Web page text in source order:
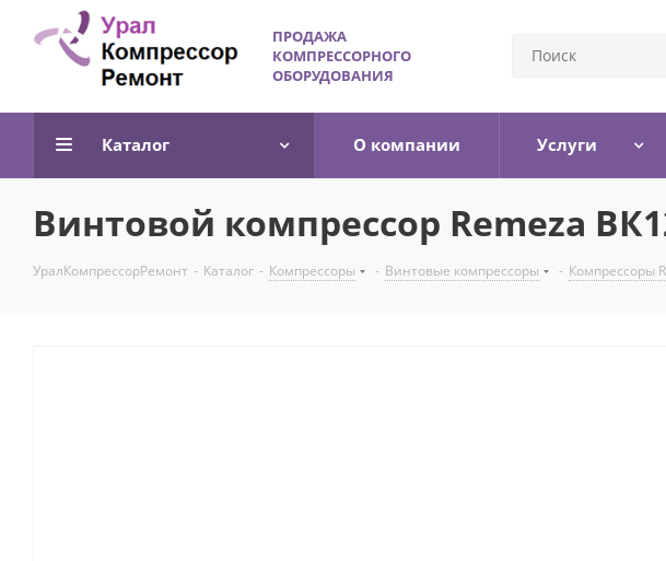
ПРОДАЖА
КОМПРЕССОРНОГО
ОБОРУДОВАНИЯ
Каталог О компании Услуги
Винтовой компрессор Remeza
УралКомпрессорРемонт - Каталог - Компрессоры - Винтовые компрессоры - Компрессоры